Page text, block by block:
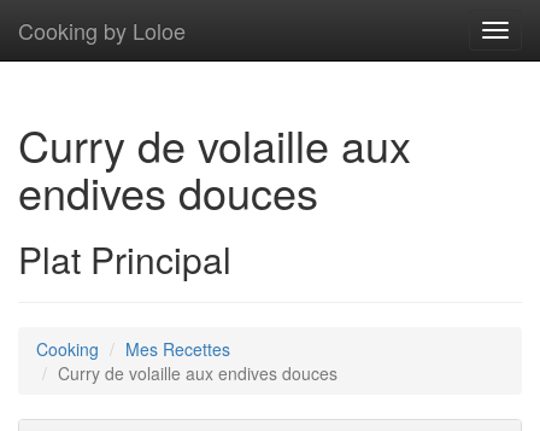
Cooking by Loloe
Curry de volaille aux
endives douces
Plat Principal
Cooking
Mes Recettes
Curry de volaille aux endives douces